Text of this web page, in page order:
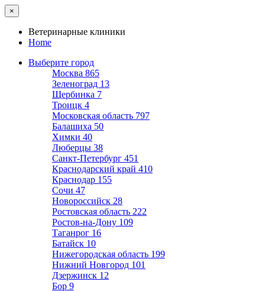
×
Ветеринарные клиники
Home
Выберите город
Москва 865
Зеленоград 13
Щербинка 7
Троицк 4
Московская область 797
Балашиха 50
Химки 40
Люберцы 38
Санкт-Петербург 451
Краснодарский край 410
Краснодар 155
Сочи 47
Новороссийск 28
Ростовская область 222
Ростов-на-Дону 109
Таганрог 16
Батайск 10
Нижегородская область 199
Нижний Новгород 101
Дзержинск 12
Бор 9